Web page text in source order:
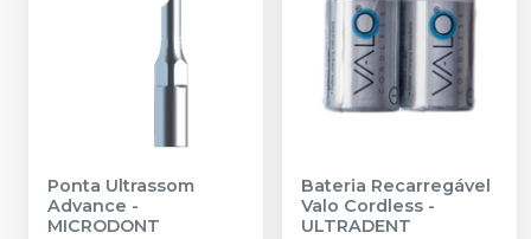
Ponta Ultrassom
Advance -
MICRODONT
Bateria Recarregável
Valo Cordless -
ULTRADENT